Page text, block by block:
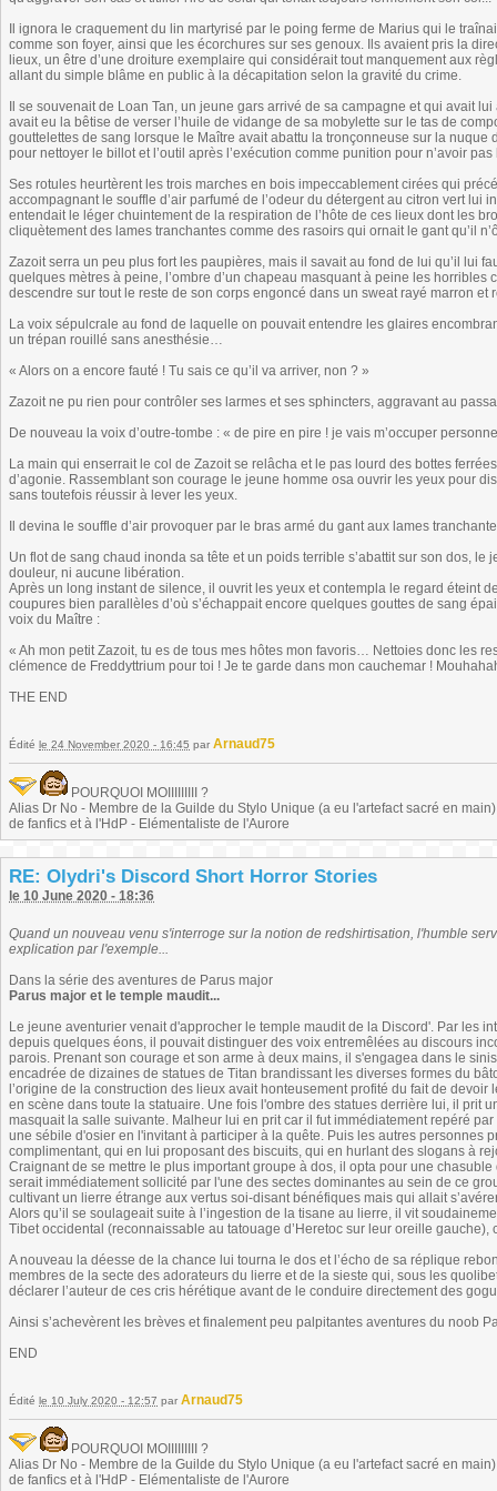
Il ignora le craquement du lin martyrisé par le poing ferme de Marius qui le
comme son foyer, ainsi que les écorchures sur ses genoux. Ils avaient pris la
lieux, un être d’une droiture exemplaire qui considérait tout manquement aux
allant du simple blâme en public à la décapitation selon la gravité du crime.
Il se souvenait de Loan Tan, un jeune gars arrivé de sa campagne et qui avait
avait eu la bêtise de verser l’huile de vidange de sa mobylette sur le tas de
gouttelettes de sang lorsque le Maître avait abattu la tronçonneuse sur la
pour nettoyer le billot et l’outil après l’exécution comme punition pour n’avoir
Ses rotules heurtèrent les trois marches en bois impeccablement cirées qui
accompagnant le souffle d’air parfumé de l’odeur du détergent au citron vert lui
entendait le léger chuintement de la respiration de l’hôte de ces lieux dont les
cliquètement des lames tranchantes comme des rasoirs qui ornait le gant qu’il
Zazoit serra un peu plus fort les paupières, mais il savait au fond de lui qu’il lui
quelques mètres à peine, l’ombre d’un chapeau masquant à peine les
descendre sur tout le reste de son corps engoncé dans un sweat rayé marron
La voix sépulcrale au fond de laquelle on pouvait entendre les glaires
un trépan rouillé sans anesthésie…
« Alors on a encore fauté ! Tu sais ce qu’il va arriver, non ? »
Zazoit ne pu rien pour contrôler ses larmes et ses sphincters, aggravant au
De nouveau la voix d’outre-tombe : « de pire en pire ! je vais m’occuper
La main qui enserrait le col de Zazoit se relâcha et le pas lourd des bottes
d’agonie. Rassemblant son courage le jeune homme osa ouvrir les yeux pour
sans toutefois réussir à lever les yeux.
Il devina le souffle d’air provoquer par le bras armé du gant aux lames
Un flot de sang chaud inonda sa tête et un poids terrible s’abattit sur son dos,
douleur, ni aucune libération.
Après un long instant de silence, il ouvrit les yeux et contempla le regard éteint
coupures bien parallèles d’où s’échappait encore quelques gouttes de sang
voix du Maître :
« Ah mon petit Zazoit, tu es de tous mes hôtes mon favoris… Nettoies donc les
clémence de Freddyttrium pour toi ! Je te garde dans mon cauchemar !
THE END
Édité le 24 November 2020 - 16:45 par Arnaud75
POURQUOI MOIIIIIIIII ?
Alias Dr No - Membre de la Guilde du Stylo Unique (a eu l'artefact sacré en
de fanfics et à l'HdP - Elémentaliste de l'Aurore
RE: Olydri's Discord Short Horror Stories
le 10 June 2020 - 18:36
Quand un nouveau venu s'interroge sur la notion de redshirtisation, l'humble
explication par l'exemple...
Dans la série des aventures de Parus major
Parus major et le temple maudit...
Le jeune aventurier venait d'approcher le temple maudit de la Discord'. Par les
depuis quelques éons, il pouvait distinguer des voix entremêlées au discours
parois. Prenant son courage et son arme à deux mains, il s'engagea dans le
encadrée de dizaines de statues de Titan brandissant les diverses formes du
l’origine de la construction des lieux avait honteusement profité du fait de
en scène dans toute la statuaire. Une fois l'ombre des statues derrière lui, il
masquait la salle suivante. Malheur lui en prit car il fut immédiatement repéré
une sébile d'osier en l'invitant à participer à la quête. Puis les autres personnes
complimentant, qui en lui proposant des biscuits, qui en hurlant des slogans à
Craignant de se mettre le plus important groupe à dos, il opta pour une
serait immédiatement sollicité par l'une des sectes dominantes au sein de ce
cultivant un lierre étrange aux vertus soi-disant bénéfiques mais qui allait
Alors qu’il se soulageait suite à l’ingestion de la tisane au lierre, il vit
Tibet occidental (reconnaissable au tatouage d’Heretoc sur leur oreille
A nouveau la déesse de la chance lui tourna le dos et l’écho de sa réplique
membres de la secte des adorateurs du lierre et de la sieste qui, sous les
déclarer l’auteur de ces cris hérétique avant de le conduire directement des
Ainsi s’achevèrent les brèves et finalement peu palpitantes aventures du noob
END
Édité le 10 July 2020 - 12:57 par Arnaud75
POURQUOI MOIIIIIIIII ?
Alias Dr No - Membre de la Guilde du Stylo Unique (a eu l'artefact sacré en
de fanfics et à l'HdP - Elémentaliste de l'Aurore